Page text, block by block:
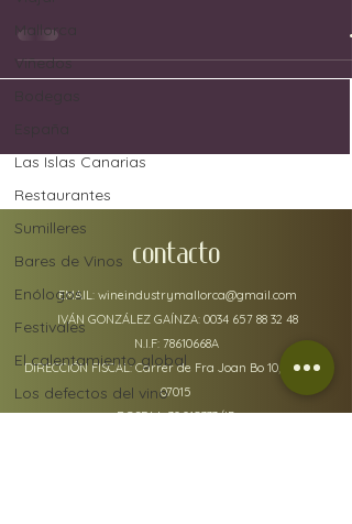
Mallorca
Viñedos
Las Islas Canarias
Restaurantes
Sumilleres
Bares de Vinos
Enólogos
Festivales
El calentamiento global
Los defectos del vino
CONTACTO
EMAIL: wineindustrymallorca@gmail.com
IVÁN GONZÁLEZ GAÍNZA: 0034 657 88 32 48
N.I.F: 78610668A
DIRECCIÓN FISCAL: Carrer de Fra Joan Bo 10, Gènova
07015
RGSEAA:30.015333/IB